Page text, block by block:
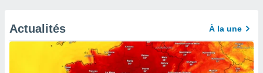
Actualités À la une